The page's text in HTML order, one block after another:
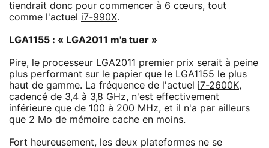
tiendrait donc pour commencer à 6 cœurs, tout
comme l'actuel i7-990X.
LGA1155 : « LGA2011 m'a tuer »
Pire, le processeur LGA2011 premier prix serait à peine
plus performant sur le papier que le LGA1155 le plus
haut de gamme. La fréquence de l'actuel i7-2600K,
cadencé de 3,4 à 3,8 GHz, n'est effectivement
inférieure que de 100 à 200 MHz, et il n'a par ailleurs
que 2 Mo de mémoire cache en moins.
Fort heureusement, les deux plateformes ne se